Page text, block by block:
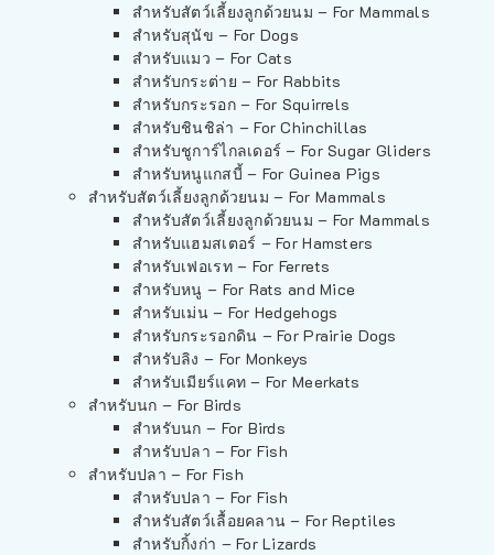
สำหรับสัตว์เลี้ยงลูกด้วยนม – For Mammals
สำหรับสุนัข – For Dogs
สำหรับแมว – For Cats
สำหรับกระต่าย – For Rabbits
สำหรับกระรอก – For Squirrels
สำหรับชินชิล่า – For Chinchillas
สำหรับชูการ์ไกลเดอร์ – For Sugar Gliders
สำหรับหนูแกสบี้ – For Guinea Pigs
สำหรับสัตว์เลี้ยงลูกด้วยนม – For Mammals
สำหรับสัตว์เลี้ยงลูกด้วยนม – For Mammals
สำหรับแฮมสเตอร์ – For Hamsters
สำหรับเฟอเรท – For Ferrets
สำหรับหนู – For Rats and Mice
สำหรับเม่น – For Hedgehogs
สำหรับกระรอกดิน – For Prairie Dogs
สำหรับลิง – For Monkeys
สำหรับเมียร์แคท – For Meerkats
สำหรับนก – For Birds
สำหรับนก – For Birds
สำหรับปลา – For Fish
สำหรับปลา – For Fish
สำหรับปลา – For Fish
สำหรับสัตว์เลื้อยคลาน – For Reptiles
สำหรับกิ้งก่า – For Lizards